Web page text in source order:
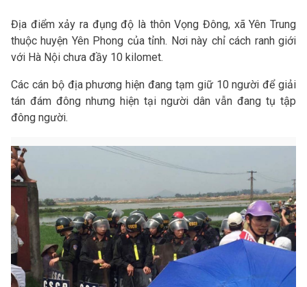
Địa điểm xảy ra đụng độ là thôn Vọng Đông, xã Yên Trung
thuộc huyện Yên Phong của tỉnh. Nơi này chỉ cách ranh giới
với Hà Nội chưa đầy 10 kilomet.
Các cán bộ địa phương hiện đang tạm giữ 10 người để giải
tán đám đông nhưng hiện tại người dân vẫn đang tụ tập
đông người.